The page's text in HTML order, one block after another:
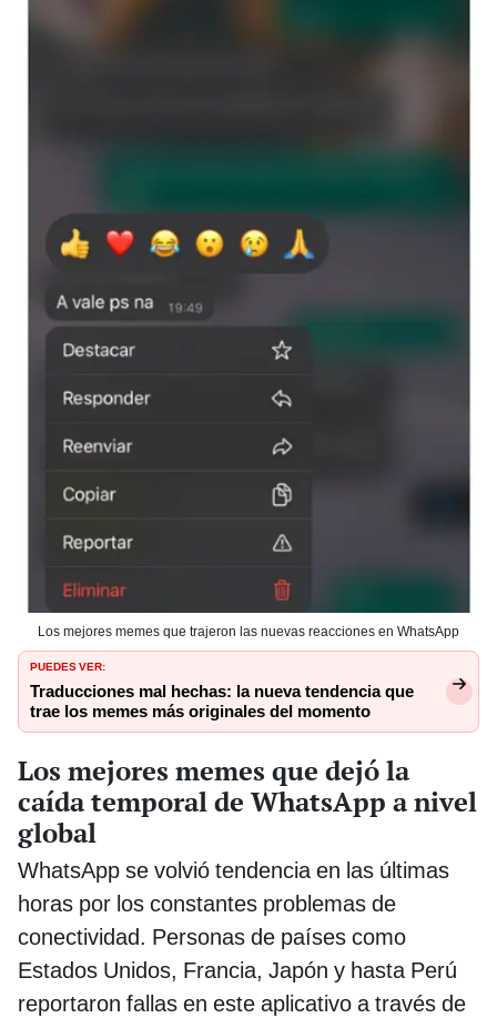
Los mejores memes que trajeron las nuevas reacciones en WhatsApp
PUEDES VER:
Traducciones mal hechas: la nueva tendencia que
trae los memes más originales del momento
Los mejores memes que dejó la
caída temporal de WhatsApp a nivel
global
WhatsApp se volvió tendencia en las últimas
horas por los constantes problemas de
conectividad. Personas de países como
Estados Unidos, Francia, Japón y hasta Perú
reportaron fallas en este aplicativo a través de